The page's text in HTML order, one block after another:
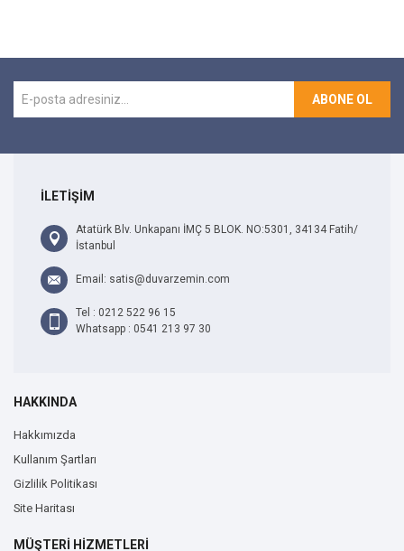
ABONE OL
İLETİŞİM
Atatürk Blv. Unkapanı İMÇ 5 BLOK. NO:5301, 34134 Fatih/
İstanbul
Email: satis@duvarzemin.com
Tel : 0212 522 96 15
Whatsapp : 0541 213 97 30
HAKKINDA
Hakkımızda
Kullanım Şartları
Gizlilik Politikası
Site Haritası
MÜŞTERİ HİZMETLERİ